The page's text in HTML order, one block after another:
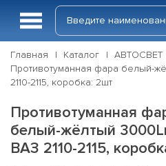
Главная Каталог АВТОСВЕТ
Противотуманная фара белый-
2110-2115, коробка: 2шт
Противотуманная
белый-жёлтый
ВАЗ 2110-2115,